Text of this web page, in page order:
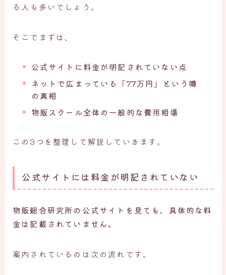
る人も多いでしょう。
そこでまずは、
公式サイトに料金が明記されていない点
ネットで広まっている「77万円」という噂
の真相
物販スクール全体の一般的な費用相場
この3つを整理して解説していきます。
公式サイトには料金が明記されていない
物販総合研究所の公式サイトを見ても、具体的な料
金は記載されていません。
案内されているのは次の流れです。